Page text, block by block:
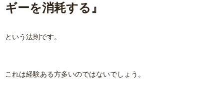
ギーを消耗する』
という法則です。
これは経験ある方多いのではないでしょう。